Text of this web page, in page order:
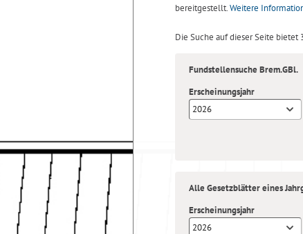
bereitgestellt.Weitere
Die Suche auf dieser Seite bietet
Fundstellensuche Brem.GBl.
Erscheinungsjahr
2026
Alle Gesetzblätter eines
Erscheinungsjahr
2026